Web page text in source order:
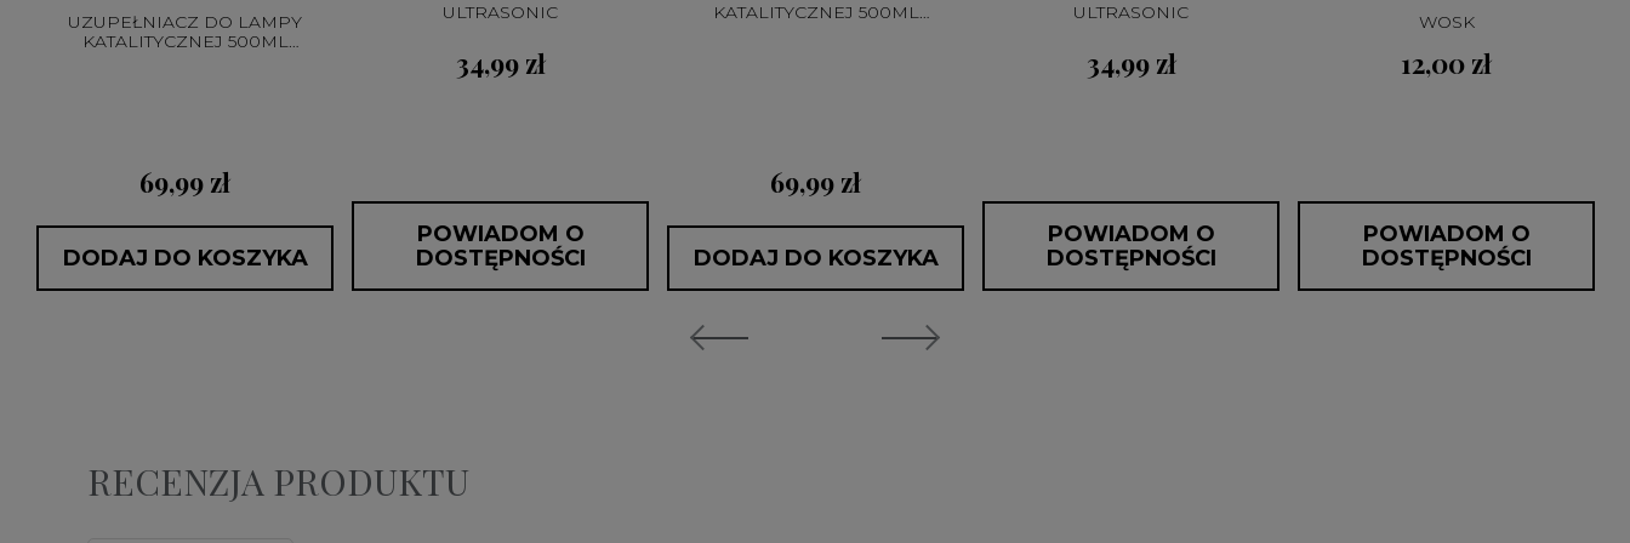
UZUPEŁNIACZ DO LAMPY
KATALITYCZNEJ 500ML
69,99 zł
DODAJ DO KOSZYKA
ULTRASONIC
34,99 zł
POWIADOM O
DOSTĘPNOŚCI
KATALITYCZNEJ 500ML
69,99 zł
DODAJ DO KOSZYKA
ULTRASONIC
34,99 zł
POWIADOM O
DOSTĘPNOŚCI
WOSK
12,00 zł
POWIADOM O
DOSTĘPNOŚCI
RECENZJA PRODUKTU